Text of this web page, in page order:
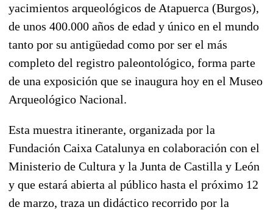
yacimientos arqueológicos de Atapuerca (Burgos),
de unos 400.000 años de edad y único en el mundo
tanto por su antigüedad como por ser el más
completo del registro paleontológico, forma parte
de una exposición que se inaugura hoy en el Museo
Arqueológico Nacional.
Esta muestra itinerante, organizada por la
Fundación Caixa Catalunya en colaboración con el
Ministerio de Cultura y la Junta de Castilla y León
y que estará abierta al público hasta el próximo 12
de marzo, traza un didáctico recorrido por la